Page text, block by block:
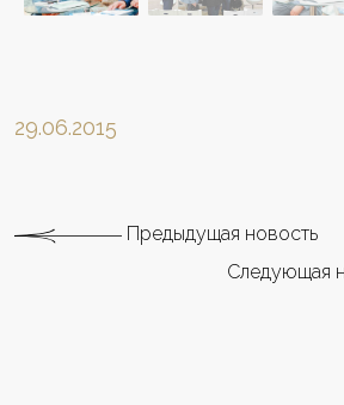
29.06.2015
Предыдущая новость
Следующая